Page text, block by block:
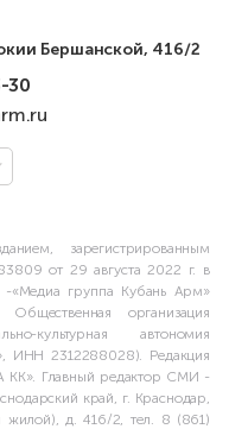
Бершанской, 416/2
30
зарегистрированным
от 29 августа 2022 г. в
-«Медиа группа Кубань Арм»
организация
культурная автономия
ИНН 2312288028). Редакция
Главный редактор СМИ -
край, г. Краснодар,
жилой), д. 416/2, тел. 8 (861)